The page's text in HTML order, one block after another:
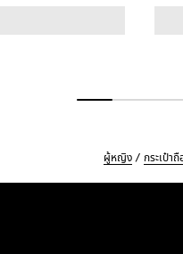
ผู้หญิง กระเป๋า